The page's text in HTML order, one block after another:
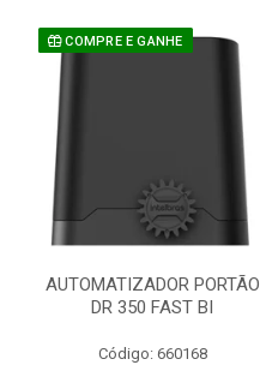
COMPRE E GANHE
AUTOMATIZADOR PORTÃO
DR 350 FAST BI
Código: 660168